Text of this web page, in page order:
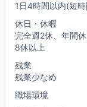
1日4時間以内(短
休日・休暇
完全週2休、年間
8休以上
残業
残業少なめ
職場環境